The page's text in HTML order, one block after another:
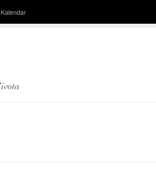
Kalendar